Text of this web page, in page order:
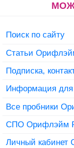
Поиск по сайту
Статьи
Подписка,
Информация для
Все пробники
СПО Орифлэйм
Личный кабинет